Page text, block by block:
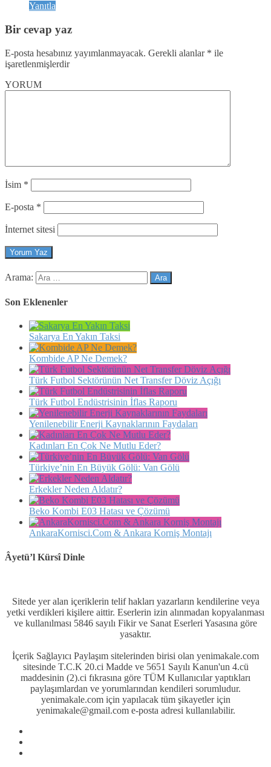
Yanıtla
Bir cevap yaz
E-posta hesabınız yayımlanmayacak. Gerekli alanlar * ile
işaretlenmişlerdir
YORUM
İsim *
E-posta *
İnternet sitesi
Arama:
Son Eklenenler
Sakarya En Yakın Taksi
Kombide AP Ne Demek?
Türk Futbol Sektörünün Net Transfer Döviz Açığı
Türk Futbol Endüstrisinin İflas Raporu
Yenilenebilir Enerji Kaynaklarının Faydaları
Kadınları En Çok Ne Mutlu Eder?
Türkiye’nin En Büyük Gölü: Van Gölü
Erkekler Neden Aldatır?
Beko Kombi E03 Hatası ve Çözümü
AnkaraKornisci.Com & Ankara Korniş Montajı
Âyetü’l Kürsî Dinle
Sitede yer alan içeriklerin telif hakları yazarların kendilerine veya
yetki verdikleri kişilere aittir. Eserlerin izin alınmadan kopyalanması
ve kullanılması 5846 sayılı Fikir ve Sanat Eserleri Yasasına göre
yasaktır.
İçerik Sağlayıcı Paylaşım sitelerinden birisi olan yenimakale.com
sitesinde T.C.K 20.ci Madde ve 5651 Sayılı Kanun'un 4.cü
maddesinin (2).ci fıkrasına göre TÜM Kullanıcılar yaptıkları
paylaşımlardan ve yorumlarından kendileri sorumludur.
yenimakale.com için yapılacak tüm şikayetler için
yenimakale@gmail.com e-posta adresi kullanılabilir.